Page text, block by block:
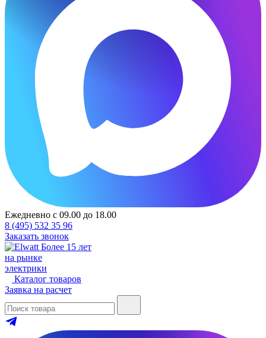
Ежедневно с 09.00 до 18.00
8 (495) 532 35 96
Заказать звонок
Более 15 лет
на рынке
электрики
Каталог товаров
Заявка на расчет